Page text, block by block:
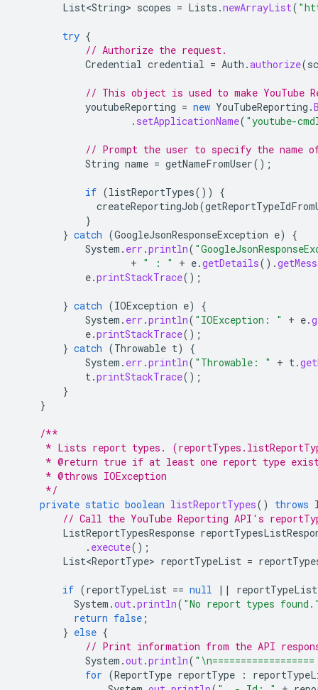
List<String> scopes = Lists .newArrayList(
try {
// Authorize the request.
Credential credential = Auth .authorize(
// This object is used to make YouTube
youtubeReporting = new YouTubeReporting .
. setApplicationName( "youtube-
// Prompt the user to specify the name
String name = getNameFromUser();
if (listReportTypes())
{
createReportingJob(
}
} catch (GoogleJsonResponseException e)
{
System . err .println(
+ " : " + e.getDetails().
e.printStackTrace();
} catch (IOException e)
{
System . err .println( "IOException: " + e.
e.printStackTrace();
} catch (Throwable t)
{
System . err .println( "Throwable: " + t.
t.printStackTrace();
}
}
/**
* Lists report types.
* @return true if at least one report type
     * @throws IOException
     */
private static boolean listReportTypes() throws
// Call the YouTube Reporting API's
ListReportTypesResponse
. execute();
List<ReportType> reportTypeList =
if (reportTypeList == null || reportTypeList
System .out.println( "No report types
return false ;
} else {
// Print information from the API
System .out.println(
for (ReportType reportType :